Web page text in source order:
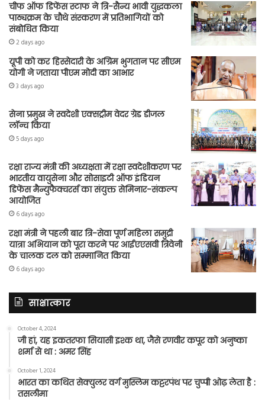
चीफ ऑफ डिफेंस स्टाफ ने त्रि-सैन्य भावी युद्धकला
पाठ्यक्रम के चौथे संस्करण में प्रतिभागियों को
संबोधित किया
2 days ago
यूपी को कर हिस्सेदारी के अग्रिम भुगतान पर सीएम
योगी ने जताया पीएम मोदी का आभार
3 days ago
सेना प्रमुख ने स्वदेशी एक्सट्रीम वेदर ग्रेड डीजल
लॉन्च किया
5 days ago
रक्षा राज्य मंत्री की अध्यक्षता में रक्षा स्वदेशीकरण पर
भारतीय वायुसेना और सोसाइटी ऑफ इंडियन
डिफेंस मैन्युफैक्चरर्स का संयुक्त सेमिनार-संकल्प
आयोजित
6 days ago
रक्षा मंत्री ने पहली बार त्रि-सेवा पूर्ण महिला समुद्री
यात्रा अभियान को पूरा करने पर आईएएसवी त्रिवेनी
के चालक दल को सम्मानित किया
6 days ago
साक्षात्कार
October 4, 2024
जी हां, यह इकतरफा सियासी इश्क था, जैसे रणवीर कपूर को अनुष्का
शर्मा से था : अमर सिंह
October 1, 2024
भारत का कथित सेक्युलर वर्ग मुस्लिम कट्टरपंथ पर चुप्पी ओढ़ लेता है :
तसलीमा